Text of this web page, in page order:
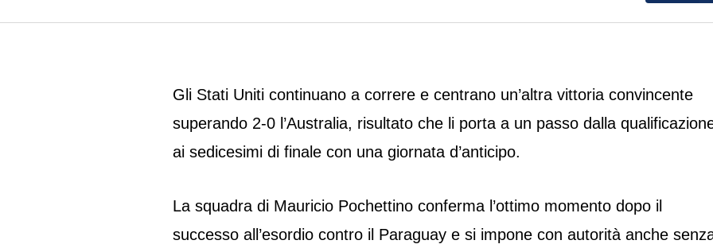
Gli Stati Uniti continuano a correre e centrano un’altra vittoria convincente
superando 2-0 l’Australia, risultato che li porta a un passo dalla
ai sedicesimi di finale con una giornata d’anticipo.
La squadra di Mauricio Pochettino conferma l’ottimo momento dopo il
successo all’esordio contro il Paraguay e si impone con autorità anche